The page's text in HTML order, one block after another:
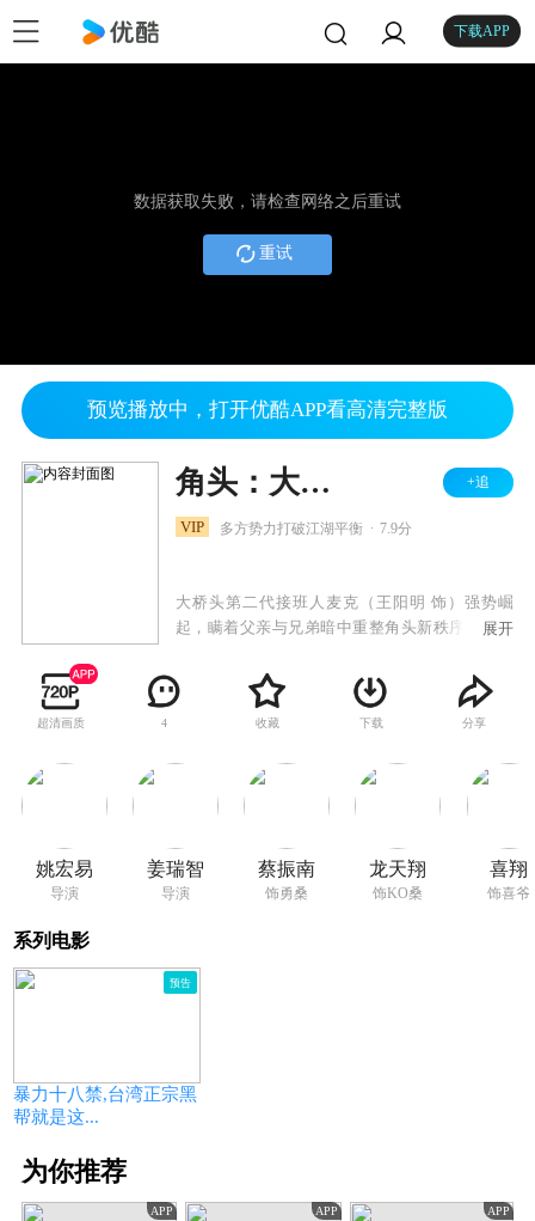
下载APP
数据获取失败，请检查网络之后重试
重试
预览播放中，打开优酷APP看高清完整版
角头：大桥头 +追
VIP 多方势力打破江湖平衡 7.9分
大桥头第二代接班人麦克（王阳明 饰）强势崛
起，瞒着父亲与兄弟暗中重整角头新秩序，他以
动多方利益，北馆、顶庄、北城三大势力联手围
剿，昔日江湖平衡彻底破碎，四方角头全面开
战。在义气、血脉与权力的绞杀里，谁才是新一
展开
超清画质 4 收藏 下载 分享
姚宏易
导演
姜瑞智
导演
蔡振南
饰勇桑
龙天翔
饰KO桑
喜翔
饰喜爷
系列电影
预告
暴力十八禁,台湾正宗黑
帮就是这...
为你推荐
APP APP APP